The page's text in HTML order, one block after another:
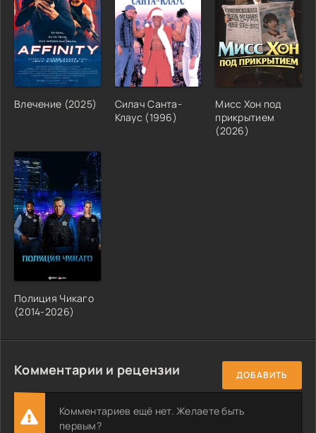
Влечение (2025)
Силач Санта-
Клаус (1996)
Мисс Хон под
прикрытием
(2026)
Полиция Чикаго
(2014-2026)
Комментарии и рецензии ДОБАВИТЬ
Комментариев ещё нет. Желаете быть
первым?